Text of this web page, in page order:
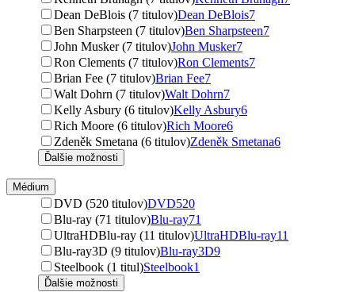
Dean DeBlois (7 titulov)Dean DeBlois7
Ben Sharpsteen (7 titulov)Ben Sharpsteen7
John Musker (7 titulov)John Musker7
Ron Clements (7 titulov)Ron Clements7
Brian Fee (7 titulov)Brian Fee7
Walt Dohrn (7 titulov)Walt Dohrn7
Kelly Asbury (6 titulov)Kelly Asbury6
Rich Moore (6 titulov)Rich Moore6
Zdeněk Smetana (6 titulov)Zdeněk Smetana6
Ďalšie možnosti
Médium
DVD (520 titulov)DVD520
Blu-ray (71 titulov)Blu-ray71
UltraHDBlu-ray (11 titulov)UltraHDBlu-ray11
Blu-ray3D (9 titulov)Blu-ray3D9
Steelbook (1 titul)Steelbook1
Ďalšie možnosti